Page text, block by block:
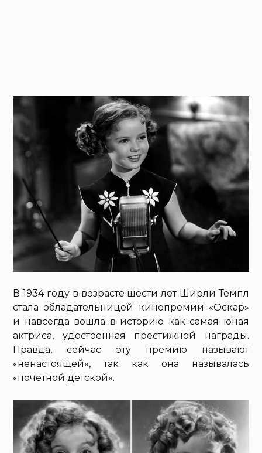
В 1934 году в возрасте шести лет Ширли Темпл
стала обладательницей кинопремии «Оскар»
и навсегда вошла в историю как самая юная
актриса, удостоенная престижной награды.
Правда, сейчас эту премию называют
«ненастоящей», так как она называлась
«почетной детской».